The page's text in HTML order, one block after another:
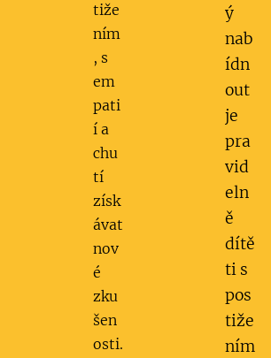
tiže
ním
, s
em
pati
í a
chu
tí
získ
ávat
nov
é
zku
šen
osti.
ý
nab
ídn
out
je
pra
vid
eln
ě
dítě
ti s
pos
tiže
ním